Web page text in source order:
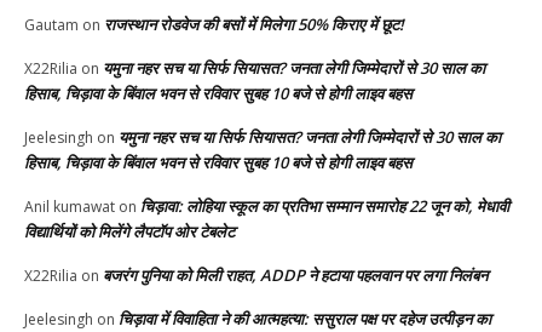
Gautam on राजस्थान रोडवेज की बसों में मिलेगा 50% किराए में छूट!
X22Rilia on यमुना नहर सच या सिर्फ सियासत? जनता लेगी जिम्मेदारों से 30 साल का
हिसाब, चिड़ावा के बिंवाल भवन से रविवार सुबह 10 बजे से होगी लाइव बहस
Jeelesingh on यमुना नहर सच या सिर्फ सियासत? जनता लेगी जिम्मेदारों से 30 साल का
हिसाब, चिड़ावा के बिंवाल भवन से रविवार सुबह 10 बजे से होगी लाइव बहस
Anil kumawat on चिड़ावा: लोहिया स्कूल का प्रतिभा सम्मान समारोह 22 जून को, मेधावी
विद्यार्थियों को मिलेंगे लैपटॉप ओर टेबलेट
X22Rilia on बजरंग पुनिया को मिली राहत, ADDP ने हटाया पहलवान पर लगा निलंबन
Jeelesingh on चिड़ावा में विवाहिता ने की आत्महत्या: ससुराल पक्ष पर दहेज उत्पीड़न का